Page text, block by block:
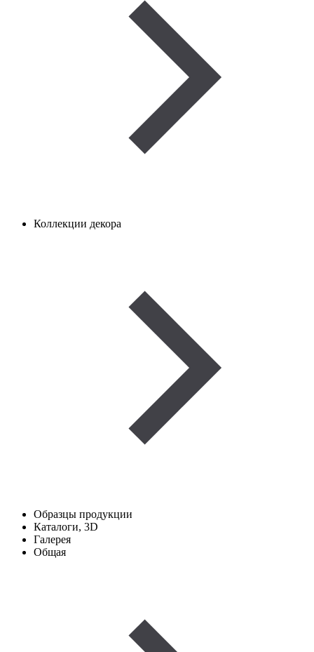
Коллекции декора
Образцы продукции
Каталоги, 3D
Галерея
Общая